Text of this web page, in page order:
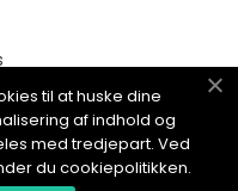
til at huske dine
af indhold og
med tredjepart. Ved
du cookiepolitikken.